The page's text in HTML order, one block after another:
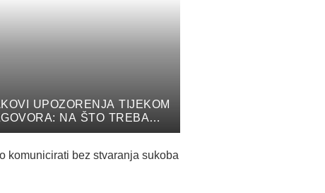
UPOZORENJA TIJEKOM
NA ŠTO TREBA